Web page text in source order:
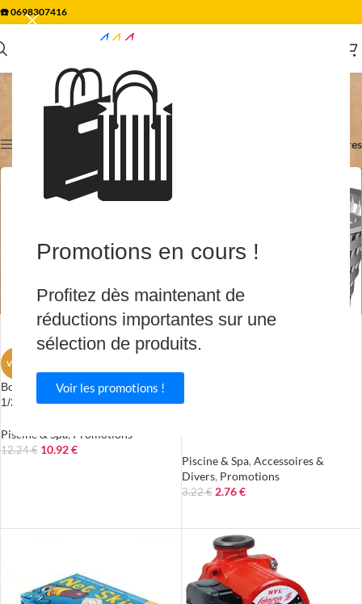
🛍️
Promotions en cours !
Profitez dès maintenant de
réductions importantes sur une
sélection de produits.
Voir les promotions !
☎️0698307416
Promotions
Promotions/ Page 2
Filtres
VENTE
Bouchon d’hivernage + joint 1 »
1/2 pour refoulement HAYWARD
Piscine & Spa, Promotions
12.24€ 10.92€
Piscine & Spa, Accessoires &
Divers, Promotions
3.22€ 2.76€